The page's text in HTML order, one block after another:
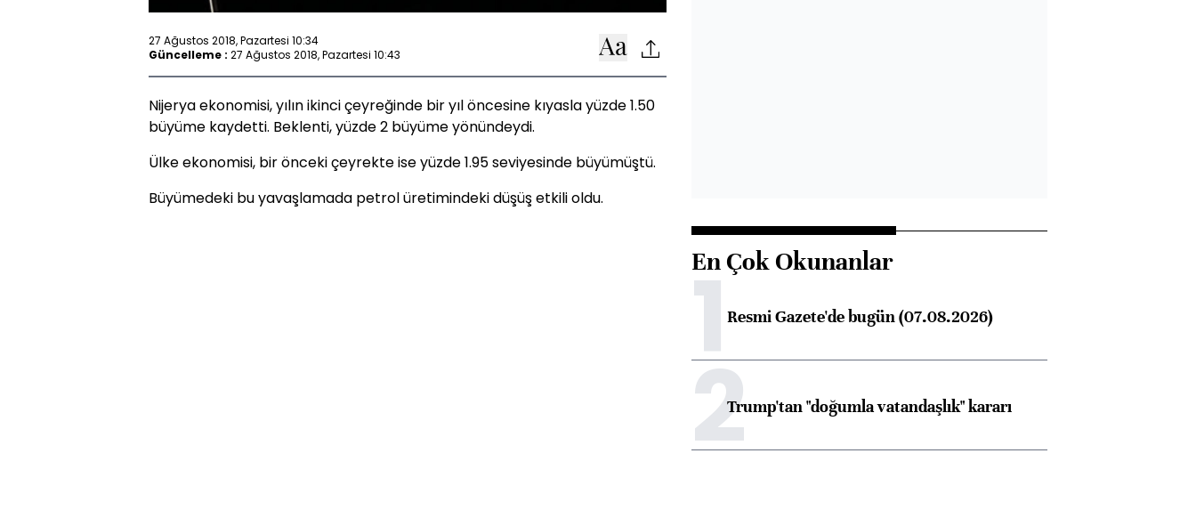
27 Ağustos 2018, Pazartesi 10:34
Güncelleme : 27 Ağustos 2018, Pazartesi 10:43
Nijerya ekonomisi, yılın ikinci çeyreğinde bir yıl öncesine kıyasla yüzde 1.50
büyüme kaydetti. Beklenti, yüzde 2 büyüme yönündeydi.
Ülke ekonomisi, bir önceki çeyrekte ise yüzde 1.95 seviyesinde büyümüştü.
Büyümedeki bu yavaşlamada petrol üretimindeki düşüş etkili oldu.
En Çok Okunanlar
1Resmi Gazete'de bugün (07.08.2026)
2Trump'tan "doğumla vatandaşlık" kararı